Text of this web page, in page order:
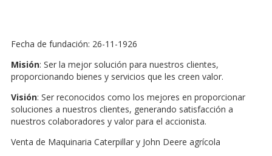
Fecha de fundación: 26-11-1926
Misión: Ser la mejor solución para nuestros clientes,
proporcionando bienes y servicios que les creen valor.
Visión: Ser reconocidos como los mejores en proporcionar
soluciones a nuestros clientes, generando satisfacción a
nuestros colaboradores y valor para el accionista.
Venta de Maquinaria Caterpillar y John Deere agrícola